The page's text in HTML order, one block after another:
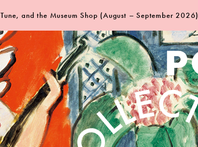
and the Museum Shop (August – September 2026)